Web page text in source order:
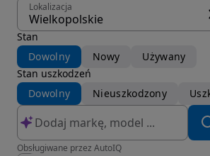
Lokalizacja
Wielkopolskie
Stan
Dowolny
Nowy
Używany
Stan uszkodzeń
Dowolny
Nieuszkodzony
Obsługiwane przez AutoIQ